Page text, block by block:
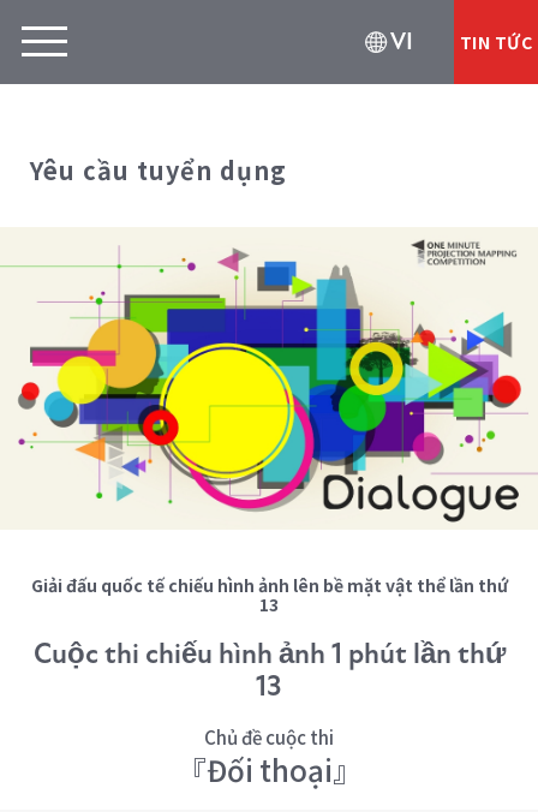
VI TIN TỨC
Yêu cầu tuyển dụng
Giải đấu quốc tế chiếu hình ảnh lên bề mặt vật thể lần thứ
13
Cuộc thi chiếu hình ảnh 1 phút lần thứ
13
Chủ đề cuộc thi
『Đối thoại』